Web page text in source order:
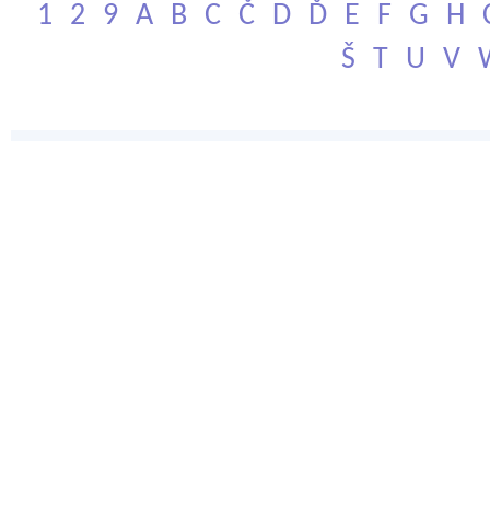
1 2 9 A B C Č D Ď E F G H
Š
T U V